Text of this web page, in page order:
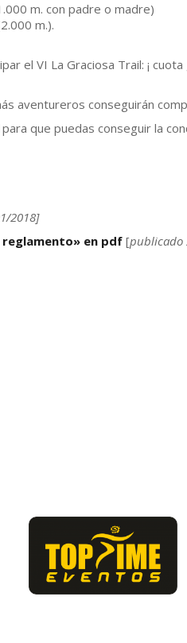
m. con padre o madre)
m.).
el VI La Graciosa Trail: ¡
aventureros conseguirán
que puedas conseguir la
2018]
en pdf [publicado